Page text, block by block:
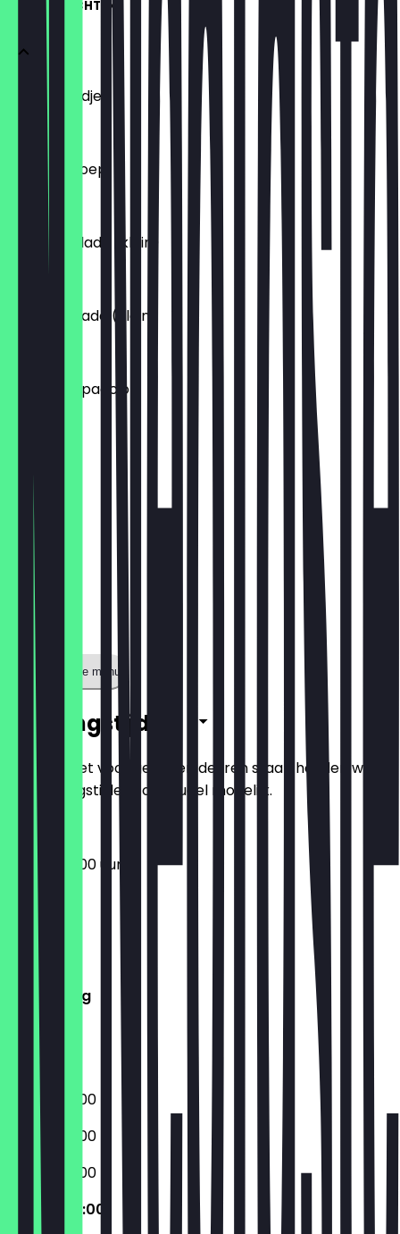
VOORGERECHTEN
Broodmandje
€ 6,50
Tomatensoep
€ 8,50
Griekse salade (klein)
Caesar salade (klein)
Rundercarpaccio
Toon volledige menu
Openingstijden
Zodat je niet voor gesloten deuren staat, houden we
de openingstijden zo actueel mogelijk.
09:00 - 22:00 uur
Maandag
Dinsdag
Woensdag
Donderdag
Vrijdag
Zaterdag
Zondag
09:00 - 22:00
09:00 - 22:00
09:00 - 22:00
09:00 - 22:00